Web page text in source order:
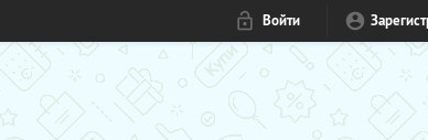
Войти